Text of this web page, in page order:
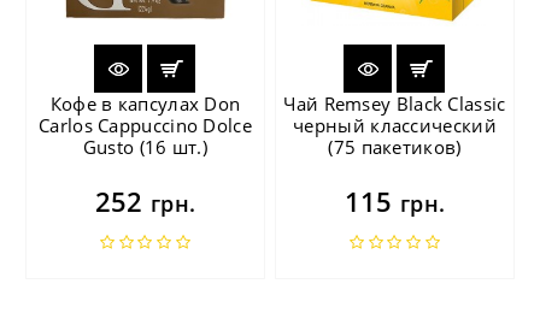
Кофе в капсулах Don
Carlos Cappuccino Dolce
Gusto (16 шт.)
252 грн.
Чай Remsey Black Classic
черный классический
(75 пакетиков)
115 грн.